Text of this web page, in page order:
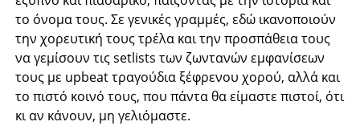
το όνομα τους. Σε γενικές γραμμές, εδώ ικανοποιούν
την χορευτική τους τρέλα και την προσπάθεια τους
να γεμίσουν τις setlists των ζωντανών εμφανίσεων
τους με upbeat τραγούδια ξέφρενου χορού, αλλά και
το πιστό κοινό τους, που πάντα θα είμαστε πιστοί, ότι
κι αν κάνουν, μη γελιόμαστε.